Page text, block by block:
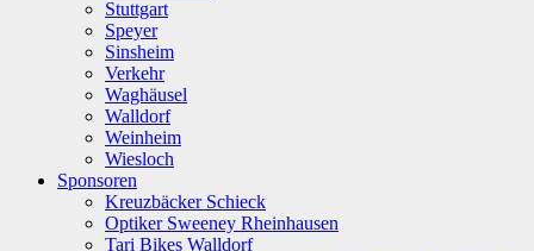
Stuttgart
Speyer
Sinsheim
Verkehr
Waghäusel
Walldorf
Weinheim
Wiesloch
Sponsoren
Kreuzbäcker Schieck
Optiker Sweeney Rheinhausen
Tari Bikes Walldorf